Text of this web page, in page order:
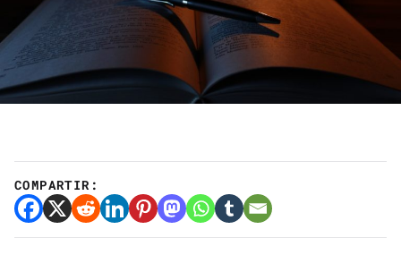
COMPARTIR: